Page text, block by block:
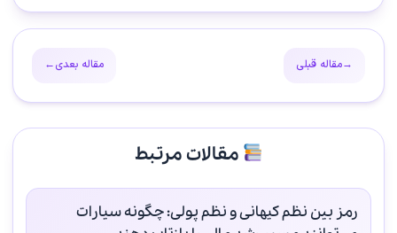
→مقاله قبلی مقاله بعدی←
مقالات مرتبط
رمز بین نظم کیهانی و نظم پولی: چگونه سیارات